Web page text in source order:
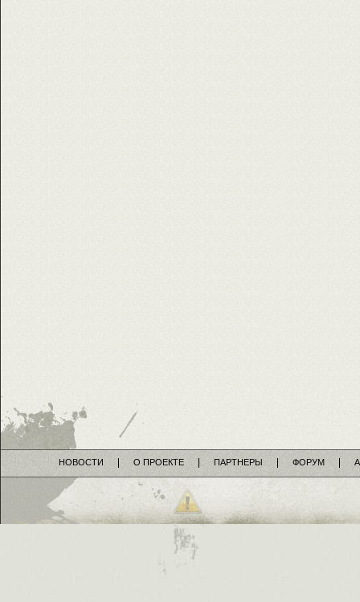
НОВОСТИ О ПРОЕКТЕ ПАРТНЕРЫ ФОРУМ